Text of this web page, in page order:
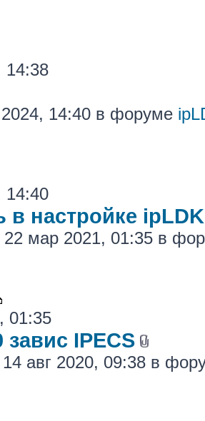
14:38
14:40 в форуме
14:40
настройке
22 мар 2021, 01:35 в
01:35
завис IPECS
14 авг 2020, 09:38 в